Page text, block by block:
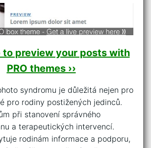
to preview your posts with
PRO themes ››
syndromu je důležitá nejen pro
pro ⁤rodiny postižených jedinců.
při stanovení správného
a​ terapeutických intervencí.
rodinám informace a podporu,